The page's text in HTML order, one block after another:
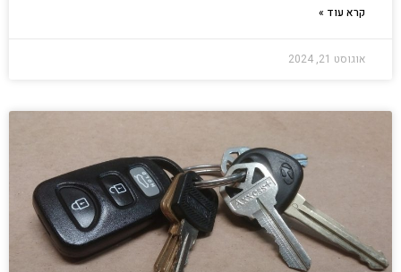
קרא עוד »
אוגוסט 21, 2024